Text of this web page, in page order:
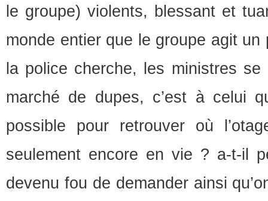
le groupe) violents, blessant et
monde entier que le groupe agit
la police cherche, les ministres se
marché de dupes, c’est à celui
possible pour retrouver où
seulement encore en vie ? a-t-il
devenu fou de demander ainsi